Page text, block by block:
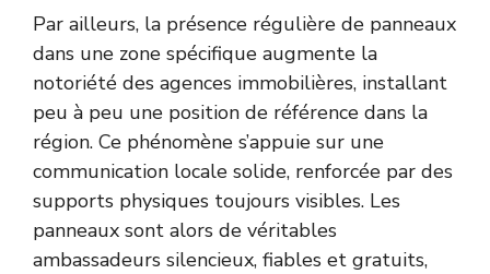
Par ailleurs, la présence régulière de panneaux
dans une zone spécifique augmente la
notoriété des agences immobilières, installant
peu à peu une position de référence dans la
région. Ce phénomène s’appuie sur une
communication locale solide, renforcée par des
supports physiques toujours visibles. Les
panneaux sont alors de véritables
ambassadeurs silencieux, fiables et gratuits,